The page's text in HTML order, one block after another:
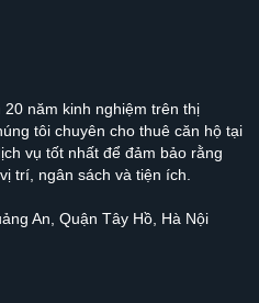
20 năm kinh nghiệm trên thị
tôi chuyên cho thuê căn hộ tại
vụ tốt nhất để đảm bảo rằng
trí, ngân sách và tiện ích.
An, Quận Tây Hồ, Hà Nội